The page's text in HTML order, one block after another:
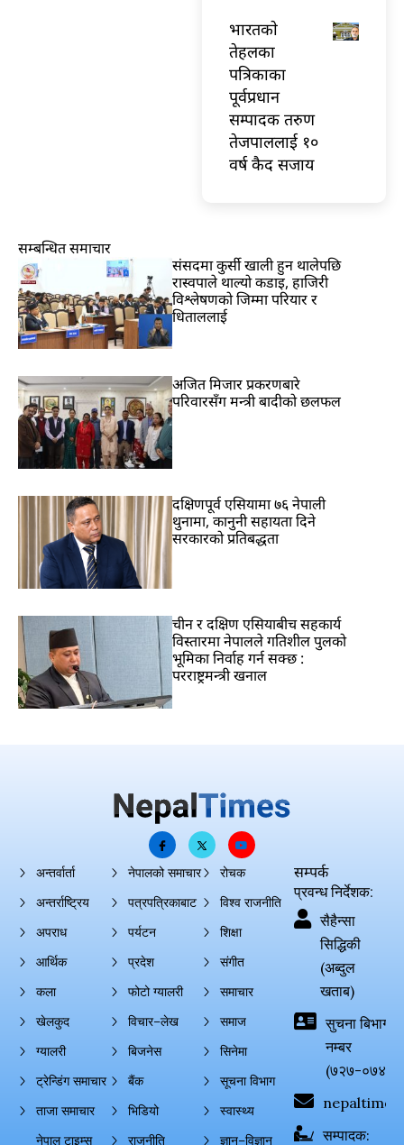
भारतकाे
तेहलका
पत्रिकाका
पूर्वप्रधान
सम्पादक तरुण
तेजपाललाई १०
वर्ष कैद सजाय
सम्बन्धित समाचार
संसदमा कुर्सी खाली हुन थालेपछि
रास्वपाले थाल्यो कडाइ, हाजिरी
विश्लेषणको जिम्मा परियार र
धिताललाई
अजित मिजार प्रकरणबारे
परिवारसँग मन्त्री बादीको छलफल
दक्षिणपूर्व एसियामा ७६ नेपाली
थुनामा, कानुनी सहायता दिने
सरकारको प्रतिबद्धता
चीन र दक्षिण एसियाबीच सहकार्य
विस्तारमा नेपालले गतिशील पुलको
भूमिका निर्वाह गर्न सक्छ :
परराष्ट्रमन्त्री खनाल
अन्तर्वार्ता
अन्तर्राष्ट्रिय
अपराध
आर्थिक
कला
खेलकुद
ग्यालरी
ट्रेन्डिंग समाचार
ताजा समाचार
नेपाल टाइम्स
नेपालको समाचार
पत्रपत्रिकाबाट
पर्यटन
प्रदेश
फोटो ग्यालरी
विचार–लेख
बिजनेस
बैंक
भिडियो
राजनीति
रोचक
विश्व राजनीति
शिक्षा
संगीत
समाचार
समाज
सिनेमा
सूचना विभाग
स्वास्थ्य
ज्ञान–विज्ञान
सम्पर्क
प्रवन्ध निर्देशक:
सैहैन्सा
सिद्धिकी
(अब्दुल
खताब)
सुचना बिभाग
नम्बर
(७२७-०७४-
सम्पादक: